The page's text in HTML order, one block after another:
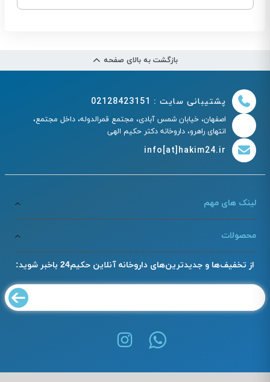
بازگشت به بالای صفحه
پشتیبانی سایت : 02128423151
اصفهان، خیابان شمس آبادی، مجتمع قمرالدوله، داخل مجتمع،
انتهای راهرو، داروخانه دکتر حکیم الهی
info[at]hakim24.ir
لینک های مهم
محصولات
از تخفیف‌ها و جدیدترین‌های داروخانه آنلاین حکیم24 باخبر شوید: